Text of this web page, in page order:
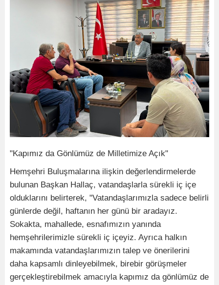
"Kapımız da Gönlümüz de Milletimize Açık"
Hemşehri Buluşmalarına ilişkin değerlendirmelerde
bulunan Başkan Hallaç, vatandaşlarla sürekli iç içe
olduklarını belirterek, "Vatandaşlarımızla sadece belirli
günlerde değil, haftanın her günü bir aradayız.
Sokakta, mahallede, esnafımızın yanında
hemşehrilerimizle sürekli iç içeyiz. Ayrıca halkın
makamında vatandaşlarımızın talep ve önerilerini
daha kapsamlı dinleyebilmek, birebir görüşmeler
gerçekleştirebilmek amacıyla kapımız da gönlümüz de